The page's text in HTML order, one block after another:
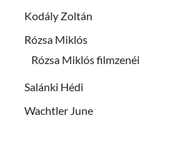
Kodály Zoltán
Rózsa Miklós
Rózsa Miklós filmzenéi
Salánki Hédi
Wachtler June